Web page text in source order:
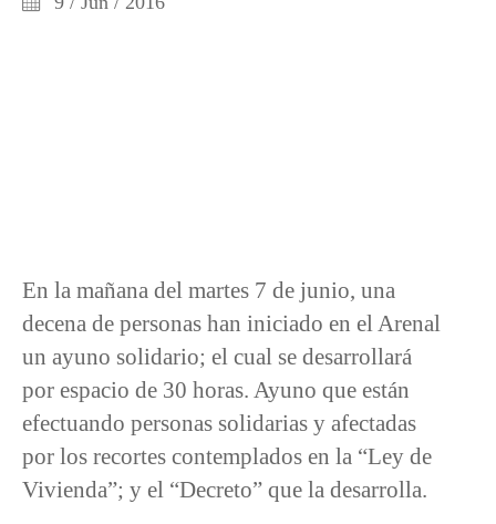
En la mañana del martes 7 de junio, una
decena de personas han iniciado en el Arenal
un ayuno solidario; el cual se desarrollará
por espacio de 30 horas. Ayuno que están
efectuando personas solidarias y afectadas
por los recortes contemplados en la “Ley de
Vivienda”; y el “Decreto” que la desarrolla.